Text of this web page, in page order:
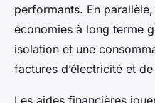
performants. En
économies à long terme
isolation et une
factures d’électricité et
Les aides financières